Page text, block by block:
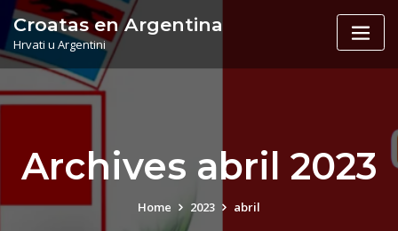
Skip
content
Croatas en Argentina
Hrvati u Argentini
Archives abril 2023
Home 2023 abril